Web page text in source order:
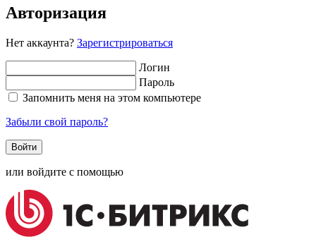
Авторизация
Нет аккаунта? Зарегистрироваться
Логин
Пароль
Запомнить меня на этом компьютере
Забыли свой пароль?
или войдите с помощью